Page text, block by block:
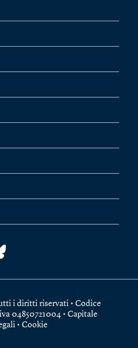
i diritti riservati • Codice
04850721004 • Capitale
• Cookie